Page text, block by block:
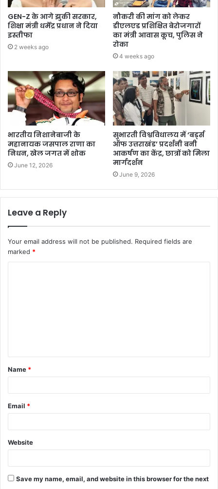
GEN-Z के आगे झुकी सरकार,
शिक्षा मंत्री धर्मेंद्र प्रधान ने दिया
इस्तीफा
2 weeks ago
नौकरी की मांग को लेकर
डीएलएड प्रशिक्षित बेरोजगारों
का मंत्री आवास कूच, पुलिस ने
रोका
4 weeks ago
भारतीय निशानेबाजी के
महानायक जसपाल राणा का
निधन, खेल जगत में शोक
June 12, 2026
सुभारती विश्वविधालय में ‘बर्ड्स
ऑफ उत्तराखंड’ प्रदर्शनी बनी
आकर्षण का केंद्र, छात्रों को मिला
मार्गदर्शन
June 9, 2026
Leave a Reply
Your email address will not be published. Required fields are
marked *
t
*
Name *
Email *
Website
Save my name, email, and website in this browser for the next